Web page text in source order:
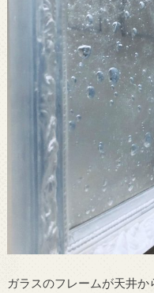
ガラスのフレームが天井か